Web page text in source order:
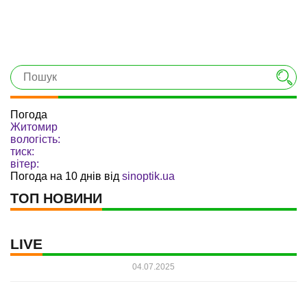
Погода
Житомир
вологість:
тиск:
вітер:
Погода на 10 днів від sinoptik.ua
ТОП НОВИНИ
LIVE
04.07.2025